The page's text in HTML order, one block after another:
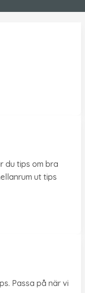
du tips om bra
ut tips
Passa på när vi